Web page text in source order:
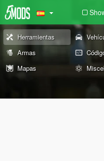
Herramientas
Armas
Mapas